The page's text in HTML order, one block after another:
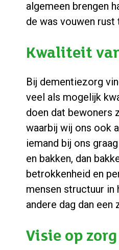
algemeen brengen
de was vouwen rust
Kwaliteit
Bij dementiezorg
veel als mogelijk
doen dat bewoners
waarbij wij ons ook
iemand bij ons
en bakken, dan
betrokkenheid en
mensen structuur in
andere dag dan een
Visie op